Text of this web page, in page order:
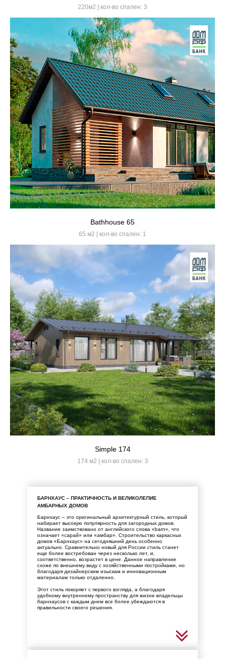
220м2 | кол-во спален: 3
Bathhouse 65
65 м2 | кол-во спален: 1
Simple 174
174 м2 | кол-во спален: 3
БАРНХАУС – ПРАКТИЧНОСТЬ И ВЕЛИКОЛЕПИЕ
АМБАРНЫХ ДОМОВ
Барнхаус – это оригинальный архитектурный стиль, который
набирает высокую популярность для загородных домов.
Название заимствовано от английского слова «barn», что
означает «сарай» или «амбар». Строительство каркасных
домов «Барнхаус» на сегодняшний день особенно
актуально. Сравнительно новый для России стиль станет
еще более востребован через несколько лет, и,
соответственно, возрастет в цене. Данное направление
схоже по внешнему виду с хозяйственными постройками, но
благодаря дизайнерским изыскам и инновационным
материалам только отдаленно.
Этот стиль покоряет с первого взгляда, а благодаря
удобному внутреннему пространству для жизни владельцы
барнхаусов с каждым днем все более убеждаются в
правильности своего решения.